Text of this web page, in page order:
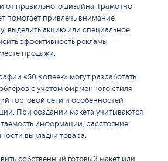
от правильного дизайна. Грамотно
помогает привлечь внимание
выделить акцию или специальное
эффективность рекламы
продажи.
«50 Копеек» могут разработать
с учетом фирменного стиля
торговой сети и особенностей
При создании макета учитываются
информации, расстояние
выкладки товара.
собственный готовый макет или